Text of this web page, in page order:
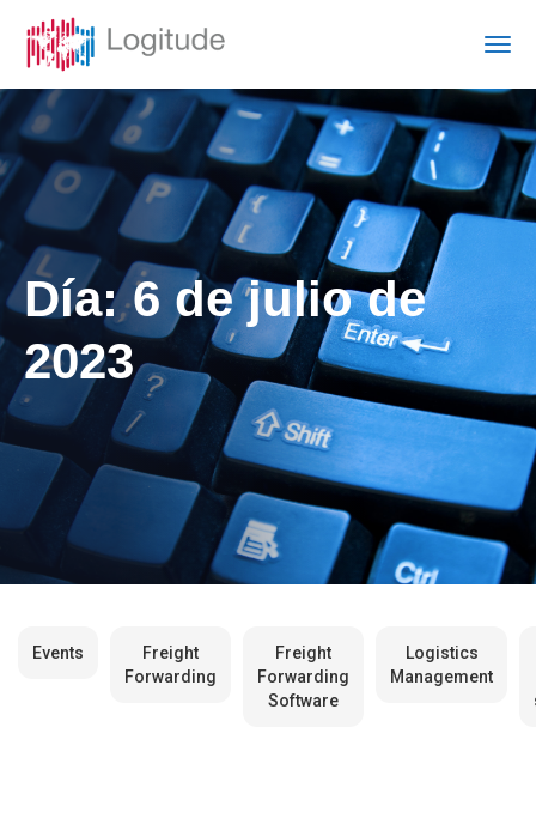
Día:6 de julio de
2023
Events
Freight
Forwarding
Freight
Forwarding
Software
Logistics
Management